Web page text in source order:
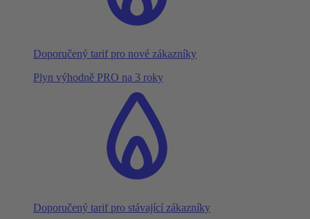
Doporučený tarif pro nové zákazníky
Plyn výhodně PRO na 3 roky
Doporučený tarif pro stávající zákazníky